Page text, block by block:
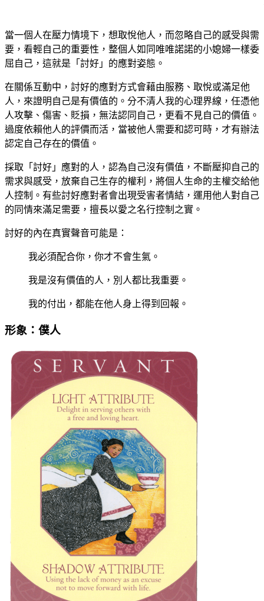
當一個人在壓力情境下，想取悅他人，而忽略自己的感受與需
要，看輕自己的重要性，整個人如同唯唯諾諾的小媳婦一樣委
屈自己，這就是「討好」的應對姿態。
在關係互動中，討好的應對方式會藉由服務、取悅或滿足他
人，來證明自己是有價值的。分不清人我的心理界線，任憑他
人攻擊、傷害、貶損，無法認同自己，更看不見自己的價值。
過度依賴他人的評價而活，當被他人需要和認可時，才有辦法
認定自己存在的價值。
採取「討好」應對的人，認為自己沒有價值，不斷壓抑自己的
需求與感受，放棄自己生存的權利，將個人生命的主權交給他
人控制。有些討好應對者會出現受害者情結，運用他人對自己
的同情來滿足需要，擅長以愛之名行控制之實。
討好的內在真實聲音可能是：
我必須配合你，你才不會生氣。
我是沒有價值的人，別人都比我重要。
我的付出，都能在他人身上得到回報。
形象：僕人